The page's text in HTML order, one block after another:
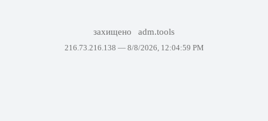
захищено adm.tools
216.73.216.138 — 8/8/2026, 12:04:59 PM